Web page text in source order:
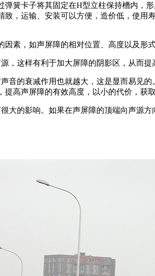
弹簧卡子将其固定在H型立柱保持槽内，
致，运输、安装可以方便，造价低，使
素，如声屏障的相对位置、高度以及形
，这样有利于加大屏障的阴影区，从而提
声音的衰减作用也就越大，这是显而易见
高声屏障的有效高度，以小的代价，获取
大的影响。如果在声屏障的顶端向声源